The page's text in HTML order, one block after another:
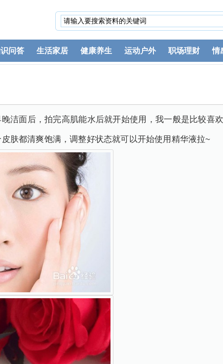
问答 生活家居 健康养生 运动户外 职场理财 情
洁面后，拍完高肌能水后就开始使用，我一般是比较喜
肤都清爽饱满，调整好状态就可以开始使用精华液拉~